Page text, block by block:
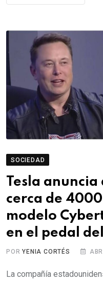
SOCIEDAD
Tesla
cerca de
modelo
en el pedal
PORYENIA CORTÉS
La compañía